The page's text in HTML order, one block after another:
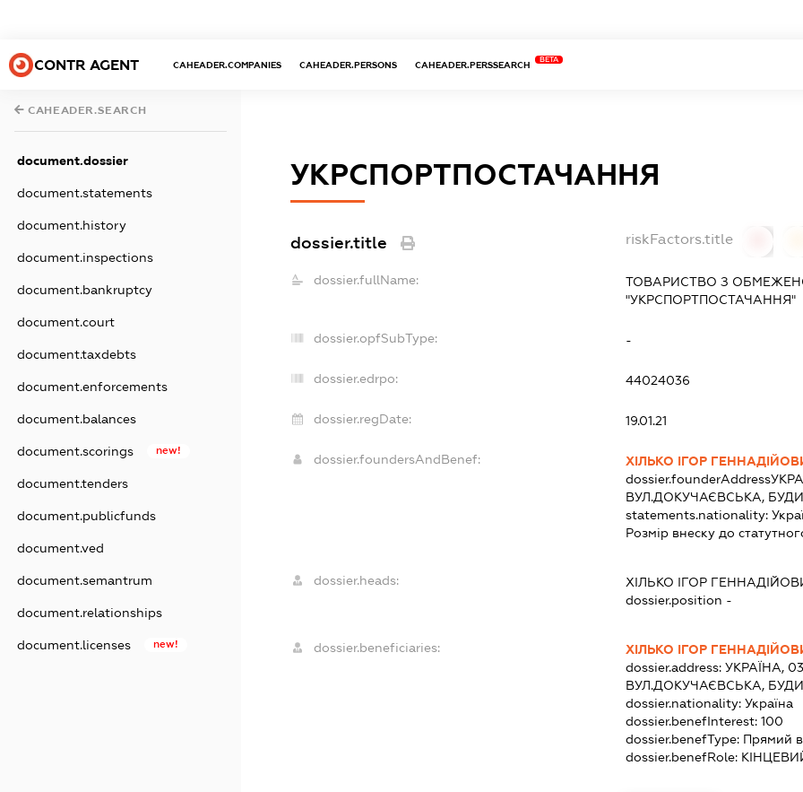
CONTR AGENT CAHEADER.COMPANIES CAHEADER.PERSONS CAHEADER.PERSSEARCH
BETA
CAHEADER.SEARCH
document.dossier
document.statements
document.history
document.inspections
document.bankruptcy
document.court
document.taxdebts
document.enforcements
document.balances
document.scorings new!
document.tenders
document.publicfunds
document.ved
document.semantrum
document.relationships
document.licenses new!
УКРСПОРТПОСТАЧАННЯ
dossier.title riskFactors.title
dossier.fullName:
ТОВАРИСТВО З
"УКРСПОРТПОСТАЧАННЯ"
dossier.opfSubType: -
dossier.edrpo: 44024036
dossier.regDate: 19.01.21
dossier.foundersAndBenef:
ХІЛЬКО ІГОР
dossier.founderAddress
ВУЛ.ДОКУЧАЄВСЬКА,
statements.nationality:
Розмір внеску до
dossier.heads: ХІЛЬКО ІГОР
dossier.position -
dossier.beneficiaries:
ХІЛЬКО ІГОР
dossier.address: УКРАЇНА,
ВУЛ.ДОКУЧАЄВСЬКА,
dossier.nationality: Україна
dossier.benefInterest: 100
dossier.benefType: Прямий
dossier.benefRole: